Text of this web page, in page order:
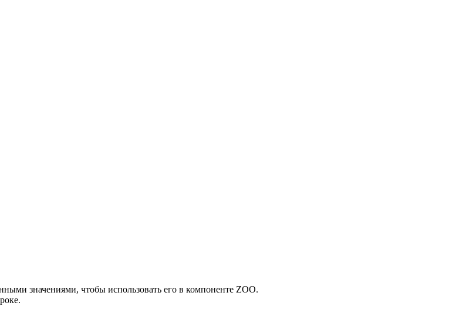
значениями, чтобы использовать его в компоненте ZOO.